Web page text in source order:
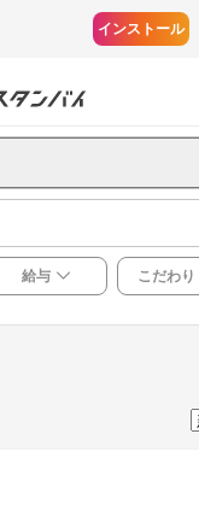
インストール
給与 こだわり